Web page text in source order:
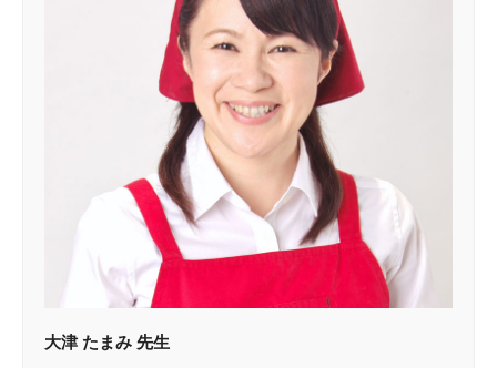
大津 たまみ 先生